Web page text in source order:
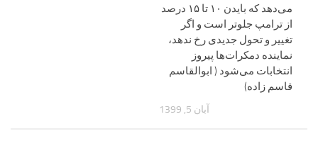
می‌دهد که بایدن ۱۰ تا ۱۵ درصد
از ترامپ جلوتر است و اگر
تغییر و تحول جدیدی رخ ندهد،
نماینده دمکرات‌ها پیروز
انتخابات می‌شود ( ابوالقاسم
قاسم زاده)
آبان 5, 1399